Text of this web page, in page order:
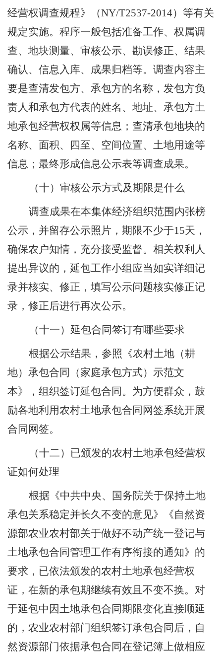
经营权调查规程》（NY/T2537-2014）等有关
规定实施。程序一般包括准备工作、权属调
查、地块测量、审核公示、勘误修正、结果
确认、信息入库、成果归档等。调查内容主
要是查清发包方、承包方的名称，发包方负
责人和承包方代表的姓名、地址、承包方土
地承包经营权权属等信息；查清承包地块的
名称、面积、四至、空间位置、土地用途等
信息；最终形成信息公示表等调查成果。
（十）审核公示方式及期限是什么
调查成果在本集体经济组织范围内张榜
公示，并留存公示照片，期限不少于15天，
确保农户知情，充分接受监督。相关权利人
提出异议的，延包工作小组应当如实详细记
录并核实、修正，填写公示问题核实修正记
录，修正后进行再次公示。
（十一）延包合同签订有哪些要求
根据公示结果，参照《农村土地（耕
地）承包合同（家庭承包方式）示范文
本》，组织签订延包合同。为方便群众，鼓
励各地利用农村土地承包合同网签系统开展
合同网签。
（十二） 已颁发的农村土地承包经营权
证如何处理
根据《中共中央、国务院关于保持土地
承包关系稳定并长久不变的意见》《自然资
源部农业农村部关于做好不动产统一登记与
土地承包合同管理工作有序衔接的通知》的
要求，已依法颁发的农村土地承包经营权
证，在新的承包期继续有效且不变不换。对
于延包中因土地承包合同期限变化直接顺延
的，农业农村部门组织签订承包合同后，自
然资源部门依据承包合同在登记簿上做相应